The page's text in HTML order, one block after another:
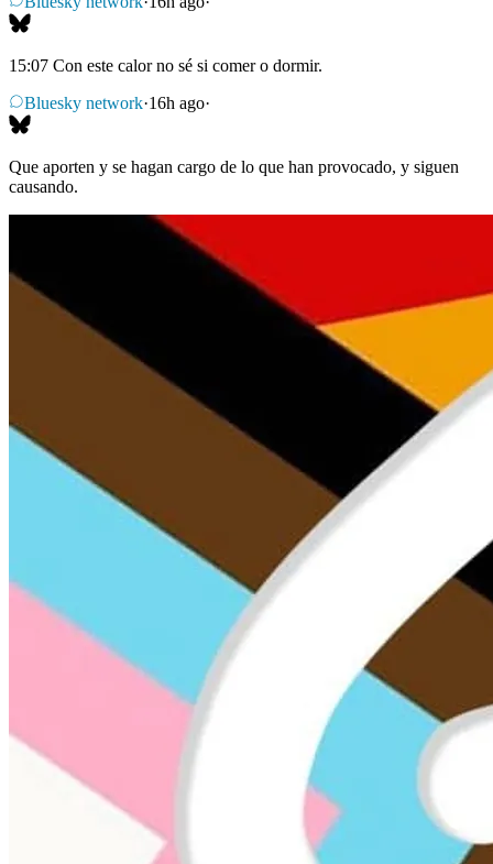
15:07 Con este calor no sé si comer o dormir.
Bluesky network·16h ago·
Que aporten y se hagan cargo de lo que han provocado, y siguen
causando.